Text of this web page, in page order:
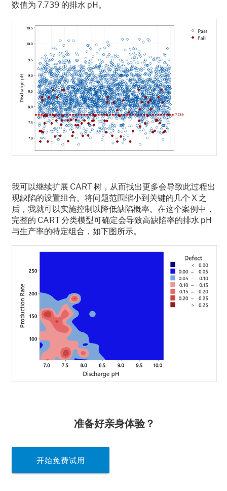
数值为 7.739 的排水 pH 。
我可以继续扩展 CART树，从而找出更多会导致此过程出
现缺陷的设置组合。将问题范围缩小到关键的几个 X 之
后，我就可以实施控制以降低缺陷概率。在这个案例中，
完整的 CART分类模型可确定会导致高缺陷率的排水 pH
与生产率的特定组合，如下图所示。
准备好亲身体验？
开始免费试用